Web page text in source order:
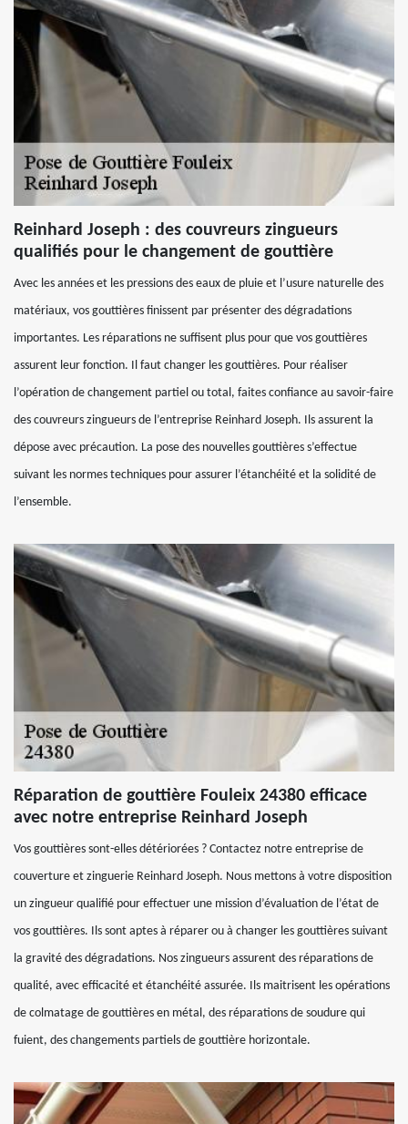
Reinhard Joseph : des couvreurs zingueurs
qualifiés pour le changement de gouttière
Avec les années et les pressions des eaux de pluie et l’usure naturelle des
matériaux, vos gouttières finissent par présenter des dégradations
importantes. Les réparations ne suffisent plus pour que vos gouttières
assurent leur fonction. Il faut changer les gouttières. Pour réaliser
l’opération de changement partiel ou total, faites confiance au savoir-faire
des couvreurs zingueurs de l’entreprise Reinhard Joseph. Ils assurent la
dépose avec précaution. La pose des nouvelles gouttières s’effectue
suivant les normes techniques pour assurer l’étanchéité et la solidité de
l’ensemble.
Réparation de gouttière Fouleix 24380 efficace
avec notre entreprise Reinhard Joseph
Vos gouttières sont-elles détériorées ? Contactez notre entreprise de
couverture et zinguerie Reinhard Joseph. Nous mettons à votre disposition
un zingueur qualifié pour effectuer une mission d’évaluation de l’état de
vos gouttières. Ils sont aptes à réparer ou à changer les gouttières suivant
la gravité des dégradations. Nos zingueurs assurent des réparations de
qualité, avec efficacité et étanchéité assurée. Ils maitrisent les opérations
de colmatage de gouttières en métal, des réparations de soudure qui
fuient, des changements partiels de gouttière horizontale.